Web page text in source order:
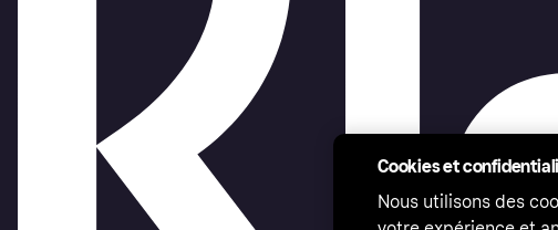
Cookies et
Nous utilisons des